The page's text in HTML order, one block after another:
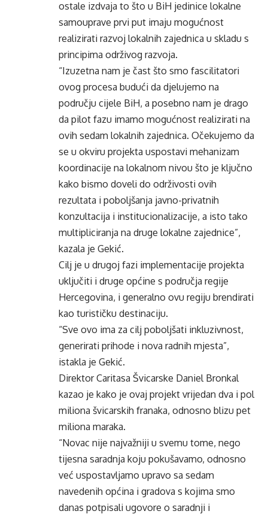
ostale izdvaja to što u BiH jedinice lokalne
samouprave prvi put imaju mogućnost
realizirati razvoj lokalnih zajednica u skladu s
principima održivog razvoja.
“Izuzetna nam je čast što smo fascilitatori
ovog procesa budući da djelujemo na
području cijele BiH, a posebno nam je drago
da pilot fazu imamo mogućnost realizirati na
ovih sedam lokalnih zajednica. Očekujemo da
se u okviru projekta uspostavi mehanizam
koordinacije na lokalnom nivou što je ključno
kako bismo doveli do održivosti ovih
rezultata i poboljšanja javno-privatnih
konzultacija i institucionalizacije, a isto tako
multipliciranja na druge lokalne zajednice”,
kazala je Gekić.
Cilj je u drugoj fazi implementacije projekta
uključiti i druge općine s područja regije
Hercegovina, i generalno ovu regiju brendirati
kao turističku destinaciju.
“Sve ovo ima za cilj poboljšati inkluzivnost,
generirati prihode i nova radnih mjesta”,
istakla je Gekić.
Direktor Caritasa Švicarske Daniel Bronkal
kazao je kako je ovaj projekt vrijedan dva i pol
miliona švicarskih franaka, odnosno blizu pet
miliona maraka.
“Novac nije najvažniji u svemu tome, nego
tijesna saradnja koju pokušavamo, odnosno
već uspostavljamo upravo sa sedam
navedenih općina i gradova s kojima smo
danas potpisali ugovore o saradnji i